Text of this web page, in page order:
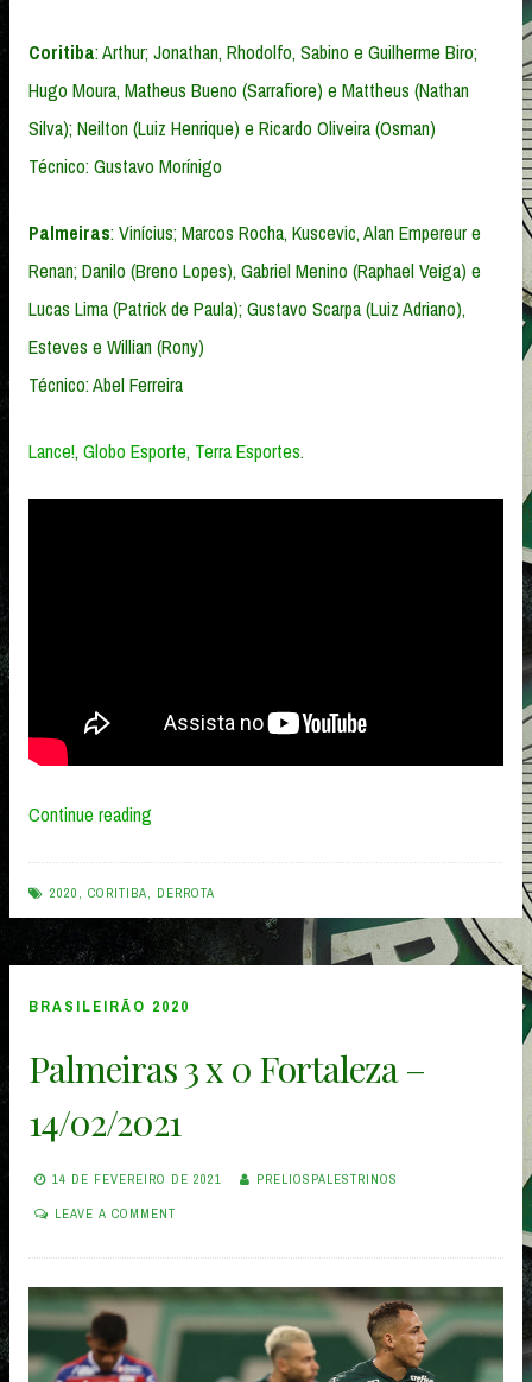
Coritiba: Arthur; Jonathan, Rhodolfo, Sabino e Guilherme Biro;
Hugo Moura, Matheus Bueno (Sarrafiore) e Mattheus (Nathan
Silva); Neilton (Luiz Henrique) e Ricardo Oliveira (Osman)
Técnico: Gustavo Morínigo
Palmeiras: Vinícius; Marcos Rocha, Kuscevic, Alan Empereur e
Renan; Danilo (Breno Lopes), Gabriel Menino (Raphael Veiga) e
Lucas Lima (Patrick de Paula); Gustavo Scarpa (Luiz Adriano),
Esteves e Willian (Rony)
Técnico: Abel Ferreira
Lance!, Globo Esporte, Terra Esportes.
Continue reading
x
0
Palmeiras
–
2020 , CORITIBA, DERROTA
BRASILEIRÃO 2020
Palmeiras 3 x 0 Fortaleza –
14/02/2021
14 DE FEVEREIRO DE 2021 PRELIOSPALESTRINOS
LEAVE A COMMENT